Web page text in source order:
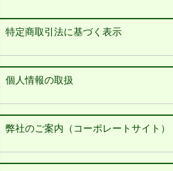
特定商取引法に基づく表示
個人情報の取扱
弊社のご案内（コーポレートサイト）